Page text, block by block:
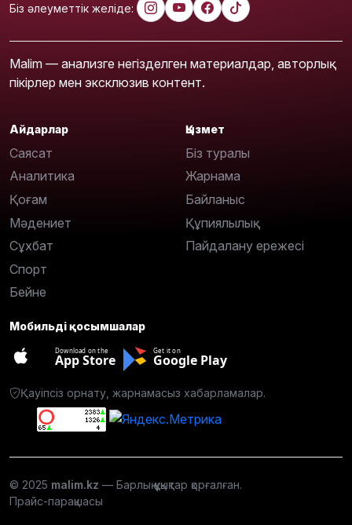
Біз әлеуметтік желіде:
Malim — анализге негізделген материалдар, авторлық
пікірлер мен эксклюзив контент.
Айдарлар
Саясат
Аналитика
Қоғам
Мәдениет
Сұхбат
Спорт
Бейне
Қызмет
Біз туралы
Жарнама
Байланыс
Құпиялылық
Пайдалану ережесі
Мобильді қосымшалар
Download on the
App Store
Get it on
Google Play
Қауіпсіз орнату, жарнамасыз хабарламалар.
© 2025 malim.kz — Барлық құқықтар қорғалған.
Прайс-парақшасы